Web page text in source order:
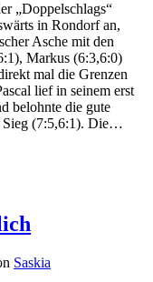
„Doppelschlags“
in Rondorf an,
Asche mit den
Markus (6:3,6:0)
mal die Grenzen
lief in seinem erst
belohnte die gute
Sieg (7:5,6:1). Die…
Saskia